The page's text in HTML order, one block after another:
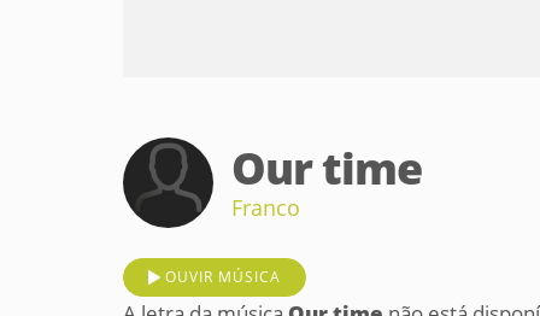
Our time
Franco
OUVIR MÚSICA